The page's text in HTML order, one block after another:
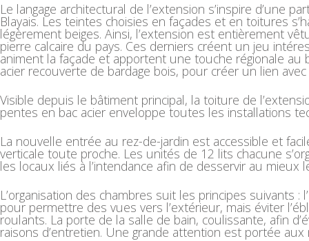
Le langage architectural de l’extension s’inspire d’une
Blayais. Les teintes choisies en façades et en toitures
légèrement beiges. Ainsi, l’extension est entièrement
pierre calcaire du pays. Ces derniers créent un jeu
animent la façade et apportent une touche régionale
acier recouverte de bardage bois, pour créer un lien
Visible depuis le bâtiment principal, la toiture de
pentes en bac acier enveloppe toutes les installations
La nouvelle entrée au rez-de-jardin est accessible et
verticale toute proche. Les unités de 12 lits chacune
les locaux liés à l’intendance afin de desservir au mieux
L’organisation des chambres suit les principes suivants
pour permettre des vues vers l’extérieur, mais éviter
roulants. La porte de la salle de bain, coulissante, afin
raisons d’entretien. Une grande attention est portée